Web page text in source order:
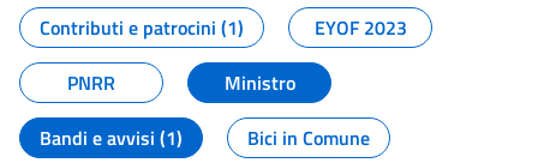
Contributi e patrocini (1)
EYOF 2023
PNRR
Ministro
Bandi e avvisi (1)
Bici in Comune